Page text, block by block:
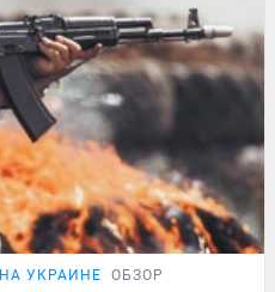
УКРАИНЕ ОБЗОР